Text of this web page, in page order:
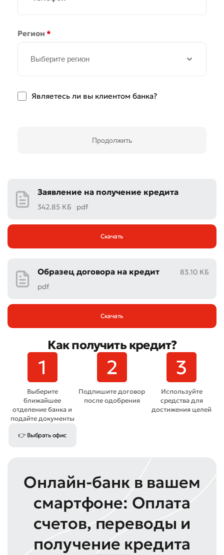
* Все поля обязательны для заполнения
Регион *
Выберите регион
Являетесь ли вы клиентом банка?
Продолжить
Заявление на получение кредита
342.85 КБ pdf
Скачать
Образец договора на кредит
83.10 КБ
pdf
Скачать
Как получить кредит?
Выберите
ближайшее
отделение банка и
подайте документы
👉 Выбрать офис
Подпишите договор
после одобрения
Используйте
средства для
достижения целей
Онлайн-банк в вашем
смартфоне: Оплата
счетов, переводы и
получение кредита